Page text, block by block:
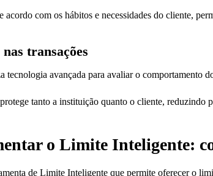
acordo com os hábitos e necessidades do cliente,
transações
avançada para avaliar o comportamento
tanto a instituição quanto o cliente,
o Limite Inteligente:
de Limite Inteligente que permite oferecer o